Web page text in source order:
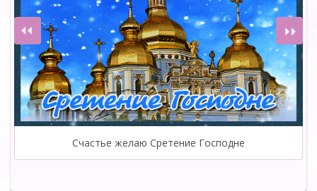
Счастье желаю Сретение Господне